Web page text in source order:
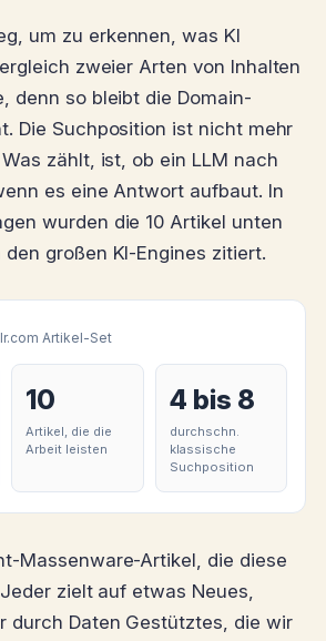
um zu erkennen, was KI
zweier Arten von Inhalten
denn so bleibt die Domain-
Die Suchposition ist nicht mehr
zählt, ist, ob ein LLM nach
es eine Antwort aufbaut. In
wurden die 10 Artikel unten
großen KI-Engines zitiert.
Artikel-Set
10
Artikel, die die
Arbeit leisten
4 bis 8
durchschn.
klassische
Suchposition
Massenware-Artikel, die diese
zielt auf etwas Neues,
durch Daten Gestütztes, die wir